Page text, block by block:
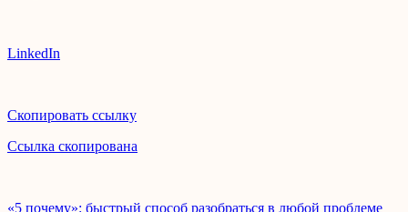
LinkedIn
Скопировать ссылку
Ссылка скопирована
«5 почему»: быстрый способ разобраться в любой проблеме